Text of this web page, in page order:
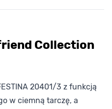
Collection
20401/3 z funkcją
w ciemną tarczę, a